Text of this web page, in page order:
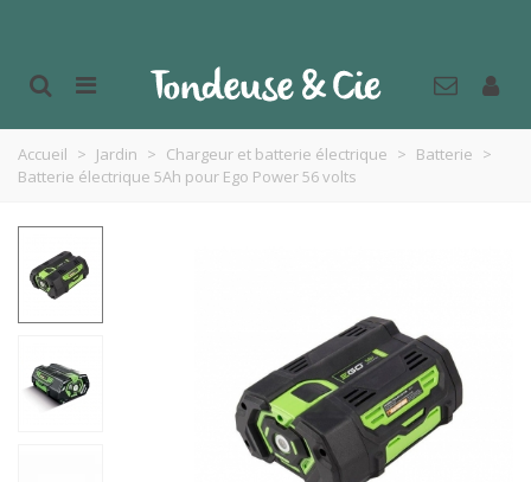
Accueil > Jardin > Chargeur et batterie électrique > Batterie >
Batterie électrique 5Ah pour Ego Power 56 volts